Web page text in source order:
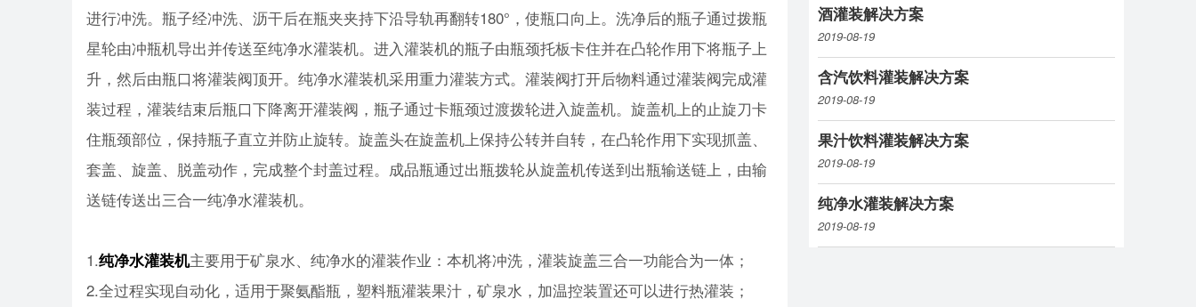
进行冲洗。瓶子经冲洗、沥干后在瓶夹夹持下沿导轨再翻转180°，使瓶口向上。洗净后的瓶子通过拨瓶
星轮由冲瓶机导出并传送至纯净水灌装机。进入灌装机的瓶子由瓶颈托板卡住并在凸轮作用下将瓶子上
升，然后由瓶口将灌装阀顶开。纯净水灌装机采用重力灌装方式。灌装阀打开后物料通过灌装阀完成灌
装过程，灌装结束后瓶口下降离开灌装阀，瓶子通过卡瓶颈过渡拨轮进入旋盖机。旋盖机上的止旋刀卡
住瓶颈部位，保持瓶子直立并防止旋转。旋盖头在旋盖机上保持公转并自转，在凸轮作用下实现抓盖、
套盖、旋盖、脱盖动作，完成整个封盖过程。成品瓶通过出瓶拨轮从旋盖机传送到出瓶输送链上，由输
送链传送出三合一纯净水灌装机。
1.纯净水灌装机主要用于矿泉水、纯净水的灌装作业：本机将冲洗，灌装旋盖三合一功能合为一体；
2.全过程实现自动化，适用于聚氨酯瓶，塑料瓶灌装果汁，矿泉水，加温控装置还可以进行热灌装；
酒灌装解决方案
2019-08-19
含汽饮料灌装解决方案
2019-08-19
果汁饮料灌装解决方案
2019-08-19
纯净水灌装解决方案
2019-08-19